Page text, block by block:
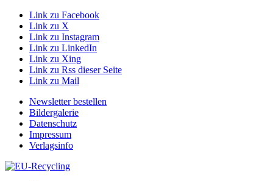
Link zu Facebook
Link zu X
Link zu Instagram
Link zu LinkedIn
Link zu Xing
Link zu Rss dieser Seite
Link zu Mail
Newsletter bestellen
Bildergalerie
Datenschutz
Impressum
Verlagsinfo